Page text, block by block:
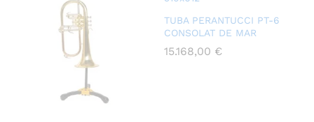
TUBA PERANTUCCI PT-6
CONSOLAT DE MAR
15.168,00 €